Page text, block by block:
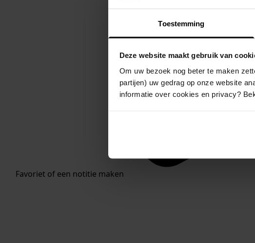
Toestemming
Deze website maakt gebruik van
Om uw bezoek nog beter te maken
partijen) uw gedrag op onze website
informatie over cookies en privacy?
Favoriet of een notitie maken